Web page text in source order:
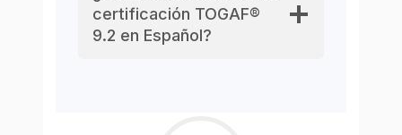
certificación TOGAF®
9.2 en Español?